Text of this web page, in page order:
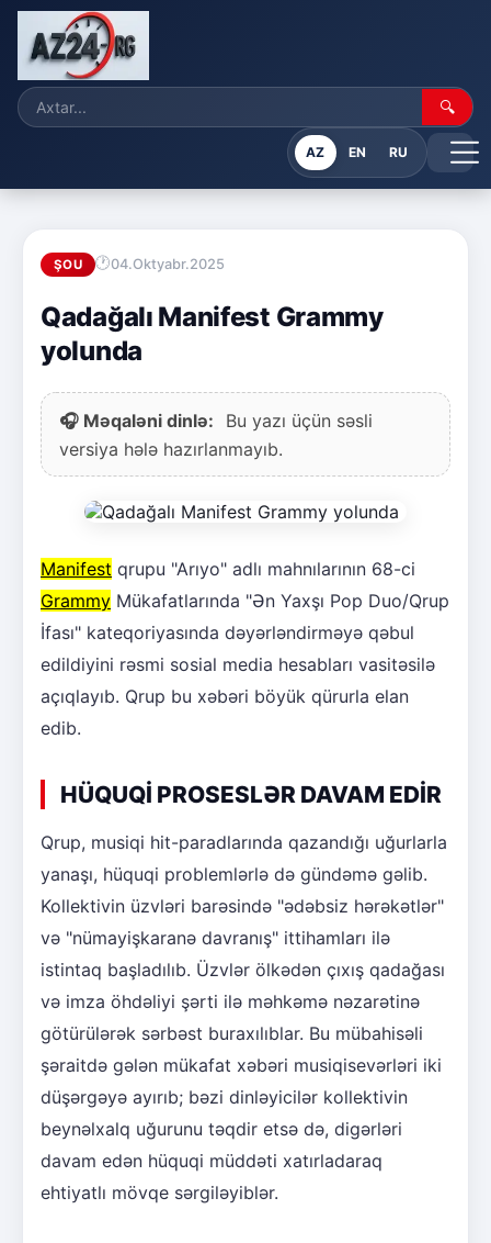
🔍
AZ EN RU
ŞOU 04.Oktyabr.2025
Qadağalı Manifest Grammy
yolunda
🎧 Məqaləni dinlə:
Bu yazı üçün səsli
versiya hələ hazırlanmayıb.
Manifest qrupu "Arıyo" adlı mahnılarının 68-ci
Grammy Mükafatlarında "Ən Yaxşı Pop Duo/Qrup
İfası" kateqoriyasında dəyərləndirməyə qəbul
edildiyini rəsmi sosial media hesabları vasitəsilə
açıqlayıb. Qrup bu xəbəri böyük qürurla elan
edib.
HÜQUQİ PROSESLƏR DAVAM EDİR
Qrup, musiqi hit-paradlarında qazandığı uğurlarla
yanaşı, hüquqi problemlərlə də gündəmə gəlib.
Kollektivin üzvləri barəsində "ədəbsiz hərəkətlər"
və "nümayişkaranə davranış" ittihamları ilə
istintaq başladılıb. Üzvlər ölkədən çıxış qadağası
və imza öhdəliyi şərti ilə məhkəmə nəzarətinə
götürülərək sərbəst buraxılıblar. Bu mübahisəli
şəraitdə gələn mükafat xəbəri musiqisevərləri iki
düşərgəyə ayırıb; bəzi dinləyicilər kollektivin
beynəlxalq uğurunu təqdir etsə də, digərləri
davam edən hüquqi müddəti xatırladaraq
ehtiyatlı mövqe sərgiləyiblər.